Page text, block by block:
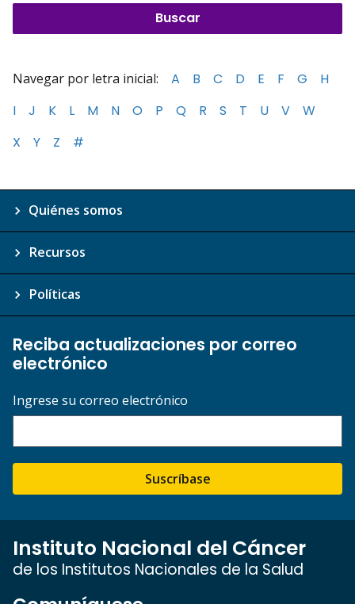
Navegar por letra inicial: A B C D E F G
H
I
J K L M N O P Q R S T U V
W
X
Y Z #
Quiénes somos
Recursos
Políticas
Reciba actualizaciones por correo
electrónico
Ingrese su correo electrónico
Suscríbase
Instituto Nacional del Cáncer
de los Institutos Nacionales de la Salud